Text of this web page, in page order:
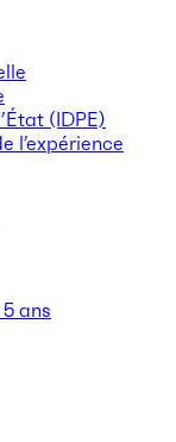
(IDPE)
l’expérience
ans